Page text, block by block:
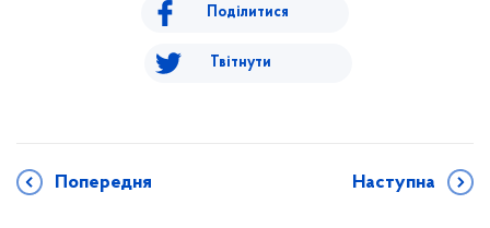
Поділитися
Твітнути
Попередня Наступна